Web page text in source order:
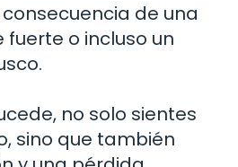
de una
o incluso un
no solo sientes
sino que también